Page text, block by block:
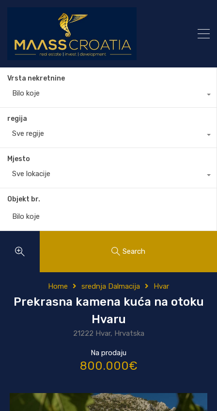
Vrsta nekretnine
Bilo koje
regija
Sve regije
Mjesto
Sve lokacije
Objekt br.
Search
Home srednja Dalmacija Hvar
Prekrasna kamena kuća na otoku
Hvaru
21222 Hvar, Hrvatska
Na prodaju
800.000€